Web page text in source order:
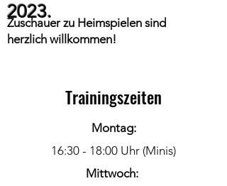
2023.
Zuschauer zu Heimspielen sind
herzlich willkommen!
Trainingszeiten
Montag:
16:30 - 18:00 Uhr (Minis)
Mittwoch: